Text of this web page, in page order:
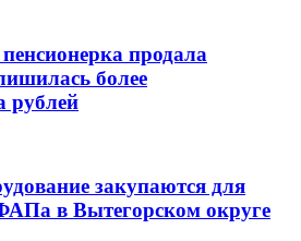
продала
более
рублей
закупаются для
в Вытегорском округе